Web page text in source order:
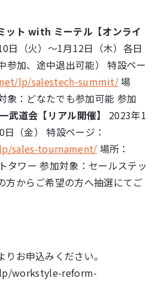
ット with ミーテル【オンライ
日（火）～1月12日（木）各日
加、途中退出可能） 特設ペー
lp/salestech-summit/場
象：どなたでも参加可能 参加
武道会【リアル開催】
2023年1
（金） 特設ページ：
sales-tournament/ 場所：
タワー 参加対象：セールステッ
方からご希望の方へ抽選にてご
お申込みください。
workstyle-reform-